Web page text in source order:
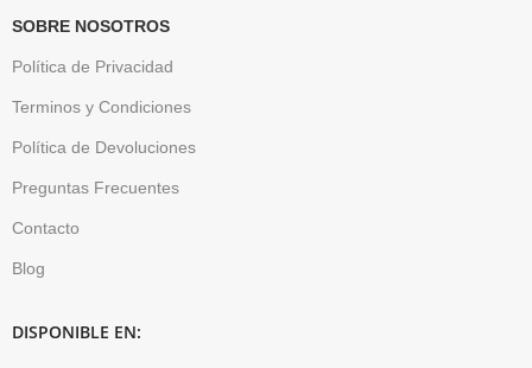
SOBRE NOSOTROS
Política de Privacidad
Terminos y Condiciones
Política de Devoluciones
Preguntas Frecuentes
Contacto
Blog
DISPONIBLE EN: